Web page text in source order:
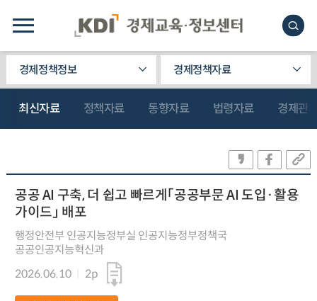
경제정책정보 경제정책자료
최신자료 정책자료 동향자료 법령자료 경제관
공공 AI 구축, 더 쉽고 빠르게「공공부문 AI 도입·활용
가이드」 배포
행정안전부 인공지능정부실 인공지능정부정책국
공공인공지능혁신과
2026.06.10
2p